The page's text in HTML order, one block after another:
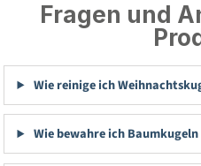
Fragen und
Wie reinige ich
Wie bewahre ich